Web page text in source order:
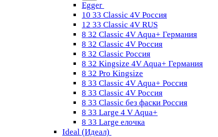
Egger
10 33 Classic 4V Россия
12 33 Classic 4V RUS
8 32 Classic 4V Aqua+ Германия
8 32 Classic 4V Россия
8 32 Classic Россия
8 32 Kingsize 4V Aqua+ Германия
8 32 Pro Kingsize
8 33 Classic 4V Aqua+ Россия
8 33 Classic 4V Россия
8 33 Classic без фаски Россия
8 33 Large 4 V Aqua+
8 33 Large елочка
Ideal (Идеал)